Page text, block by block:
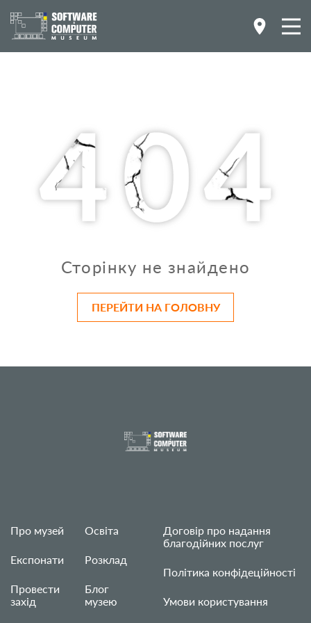
Сторінку не знайдено
ПЕРЕЙТИ НА ГОЛОВНУ
Про музей
Експонати
Провести
захід
Освіта
Розклад
Блог
музею
Договір про надання
благодійних послуг
Політика конфідеційності
Умови користування